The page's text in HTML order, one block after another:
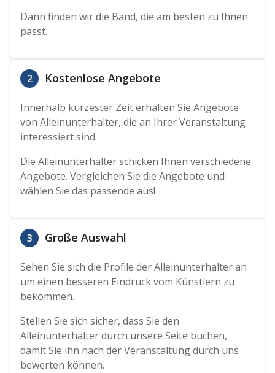
Dann finden wir die Band, die am besten zu Ihnen
passt.
2 Kostenlose Angebote
Innerhalb kürzester Zeit erhalten Sie Angebote
von Alleinunterhalter, die an Ihrer Veranstaltung
interessiert sind.
Die Alleinunterhalter schicken Ihnen verschiedene
Angebote. Vergleichen Sie die Angebote und
wählen Sie das passende aus!
3 Große Auswahl
Sehen Sie sich die Profile der Alleinunterhalter an
um einen besseren Eindruck vom Künstlern zu
bekommen.
Stellen Sie sich sicher, dass Sie den
Alleinunterhalter durch unsere Seite buchen,
damit Sie ihn nach der Veranstaltung durch uns
bewerten können.